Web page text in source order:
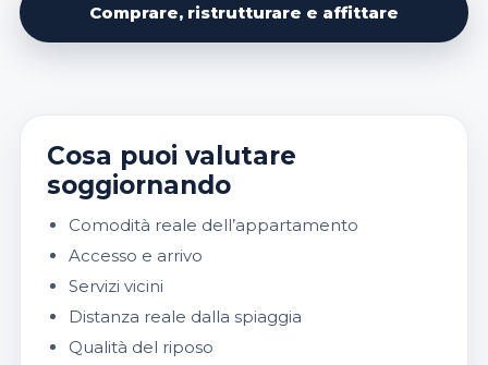
Comprare, ristrutturare e affittare
Cosa puoi valutare
soggiornando
Comodità reale dell’appartamento
Accesso e arrivo
Servizi vicini
Distanza reale dalla spiaggia
Qualità del riposo